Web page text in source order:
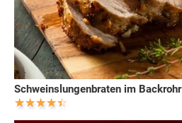
Schweinslungenbraten im Backrohr